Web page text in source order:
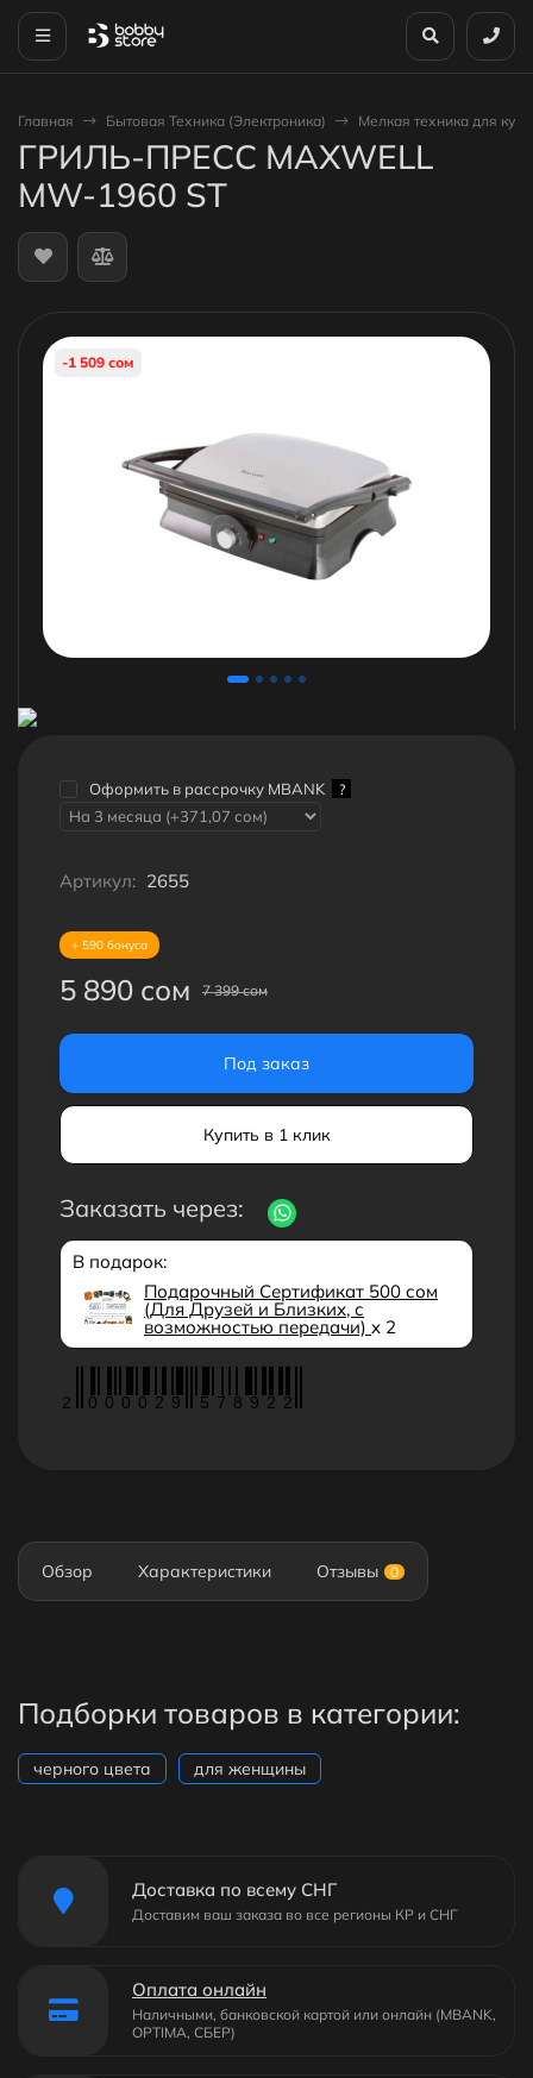
Главная Бытовая Техника (Электроника) Мелкая техника для
ГРИЛЬ-ПРЕСС MAXWELL
MW-1960 ST
-1 509 сом
Оформить в рассрочку MBANK ?
Артикул: 2655
+ 590 бонуса
5 890 сом 7 399 сом
Под заказ
Купить в 1 клик
Заказать через:
В подарок:
Подарочный Сертификат 500 сом
(Для Друзей и Близких, с
возможностью передачи) x 2
2 0 0 0 0 2 9 5 7 8 9 2 2
Обзор Характеристики Отзывы 0
Подборки товаров в категории:
черного цвета для женщины
Доставка по всему СНГ
Доставим ваш заказа во все регионы КР и СНГ
Оплата онлайн
Наличными, банковской картой или онлайн (MBANK,
OPTIMA, СБЕР)